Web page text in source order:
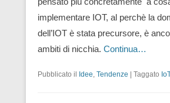
implementare IOT, al perchè la
dell’IOT è stata precursore, è
ambiti di nicchia. Continua…
Pubblicato il Idee, Tendenze Taggato